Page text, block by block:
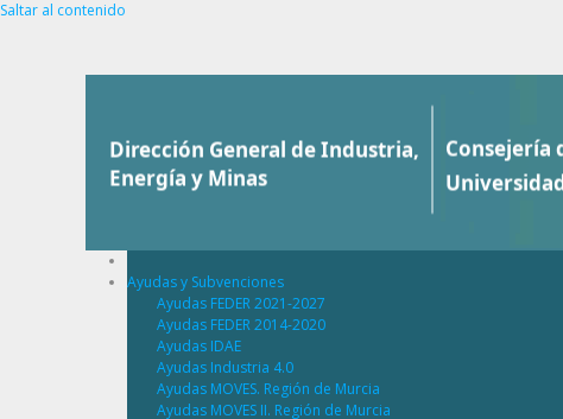
Saltar al contenido
Ayudas y Subvenciones
Ayudas FEDER 2021-2027
Ayudas FEDER 2014-2020
Ayudas IDAE
Ayudas Industria 4.0
Ayudas MOVES. Región de Murcia
Ayudas MOVES II. Región de Murcia